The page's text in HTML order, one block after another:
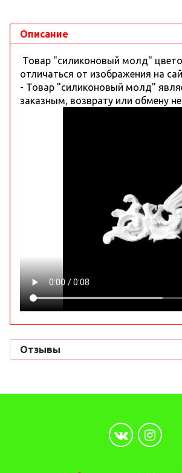
Описание
Товар "силиконовый молд"
отличаться от изображения на
- Товар "силиконовый молд"
заказным, возврату или обмену
Отзывы